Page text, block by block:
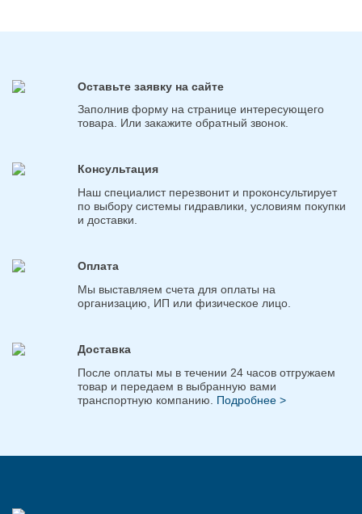
Оставьте заявку на сайте
Заполнив форму на странице интересующего
товара. Или закажите обратный звонок.
Консультация
Наш специалист перезвонит и проконсультирует
по выбору системы гидравлики, условиям покупки
и доставки.
Оплата
Мы выставляем счета для оплаты на
организацию, ИП или физическое лицо.
Доставка
После оплаты мы в течении 24 часов отгружаем
товар и передаем в выбранную вами
транспортную компанию. Подробнее >